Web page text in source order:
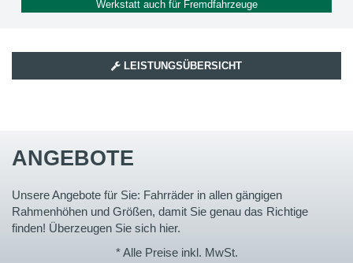
Werkstatt auch für Fremdfahrzeuge
LEISTUNGSÜBERSICHT
ANGEBOTE
Unsere Angebote für Sie: Fahrräder in allen gängigen
Rahmenhöhen und Größen, damit Sie genau das Richtige
finden! Überzeugen Sie sich hier.
* Alle Preise inkl. MwSt.